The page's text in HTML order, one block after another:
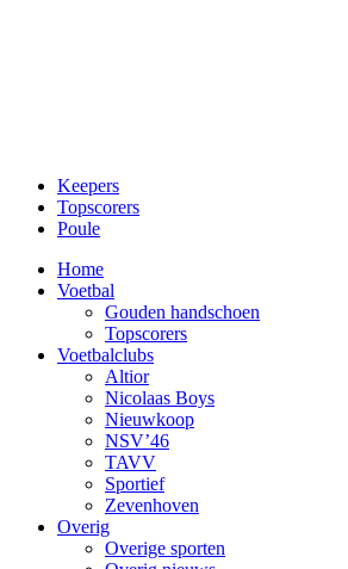
Keepers
Topscorers
Poule
Home
Voetbal
Gouden handschoen
Topscorers
Voetbalclubs
Altior
Nicolaas Boys
Nieuwkoop
NSV’46
TAVV
Sportief
Zevenhoven
Overig
Overige sporten